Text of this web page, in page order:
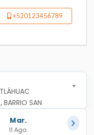
+520123456789
SAN
DE
Mar.
11 Ago.